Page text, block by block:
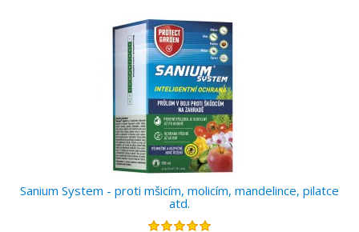
Sanium System - proti mšicím, molicím, mandelince, pilatce
atd.